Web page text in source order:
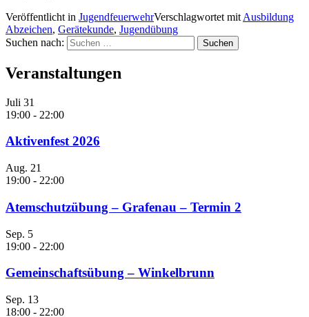
Veröffentlicht in JugendfeuerwehrVerschlagwortet mit Ausbildung
Abzeichen, Gerätekunde, Jugendübung
Suchen nach:
Veranstaltungen
Juli 31
19:00 - 22:00
Aktivenfest 2026
Aug. 21
19:00 - 22:00
Atemschutzübung – Grafenau – Termin 2
Sep. 5
19:00 - 22:00
Gemeinschaftsübung – Winkelbrunn
Sep. 13
18:00 - 22:00